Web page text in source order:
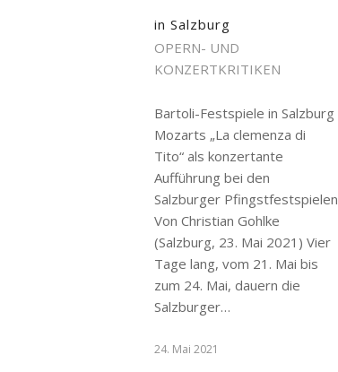
in Salzburg
OPERN- UND
KONZERTKRITIKEN
Bartoli-Festspiele in Salzburg
Mozarts „La clemenza di
Tito“ als konzertante
Aufführung bei den
Salzburger Pfingstfestspielen
Von Christian Gohlke
(Salzburg, 23. Mai 2021) Vier
Tage lang, vom 21. Mai bis
zum 24. Mai, dauern die
Salzburger…
24. Mai 2021